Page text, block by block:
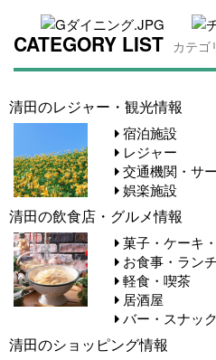
CATEGORY LIST カテゴ
清田のレジャー・観光情報
宿泊施設
レジャー
交通機関・サ
娯楽施設
清田の飲食店・グルメ情報
菓子・ケーキ
お食事・ランチ
軽食・喫茶
居酒屋
バー・スナック
清田のショッピング情報